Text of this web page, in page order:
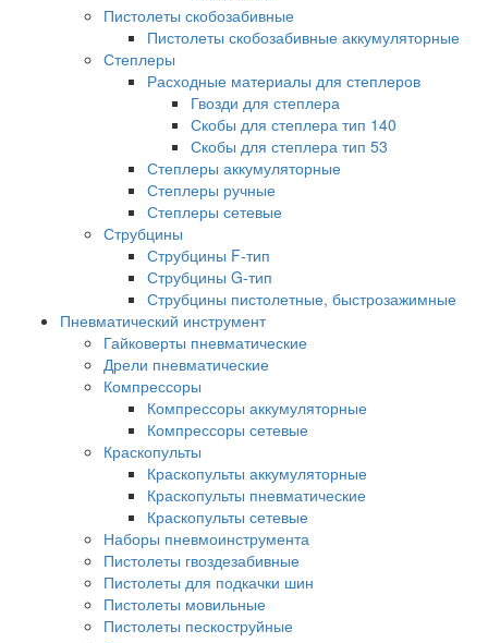
Пистолеты скобозабивные
Пистолеты скобозабивные аккумуляторные
Степлеры
Расходные материалы для степлеров
Гвозди для степлера
Скобы для степлера тип 140
Скобы для степлера тип 53
Степлеры аккумуляторные
Степлеры ручные
Степлеры сетевые
Струбцины
Струбцины F-тип
Струбцины G-тип
Струбцины пистолетные, быстрозажимные
Пневматический инструмент
Гайковерты пневматические
Дрели пневматические
Компрессоры
Компрессоры аккумуляторные
Компрессоры сетевые
Краскопульты
Краскопульты аккумуляторные
Краскопульты пневматические
Краскопульты сетевые
Наборы пневмоинструмента
Пистолеты гвоздезабивные
Пистолеты для подкачки шин
Пистолеты мовильные
Пистолеты пескоструйные